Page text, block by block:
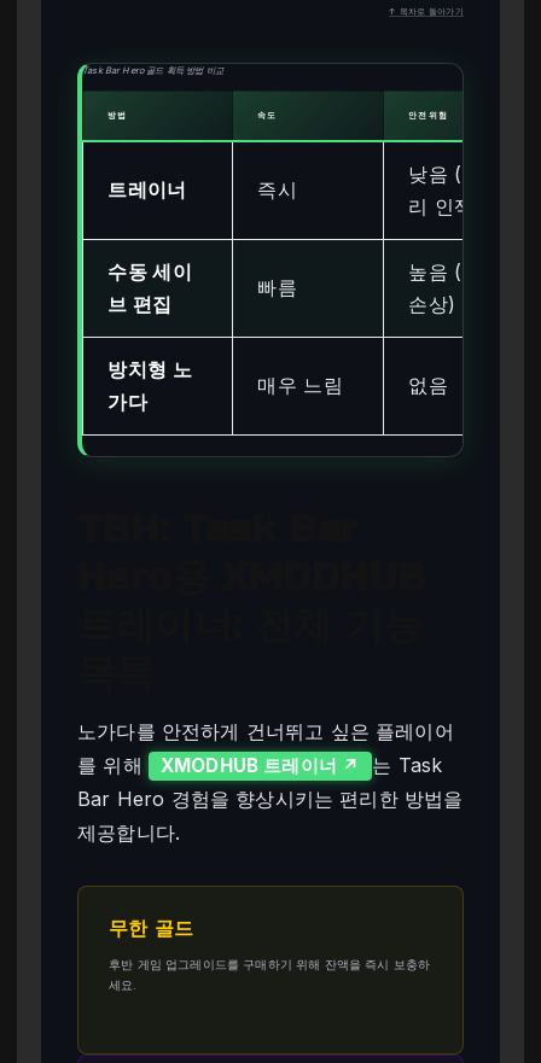
↑ 목차로 돌아가기
Task Bar Hero 골드 획득 방법 비교
방법 속도 안전 위험
트레이너 즉시
낮음 (메모
리 인젝션)
수동 세이
브 편집
빠름
높음 (파일
손상)
방치형 노
가다
매우 느림 없음
노가다를 안전하게 건너뛰고 싶은 플레이어
를 위해
XMODHUB 트레이너 ↗
는 Task
Bar Hero 경험을 향상시키는 편리한 방법을
제공합니다.
무한 골드
후반 게임 업그레이드를 구매하기 위해 잔액을 즉시 보충하
세요.